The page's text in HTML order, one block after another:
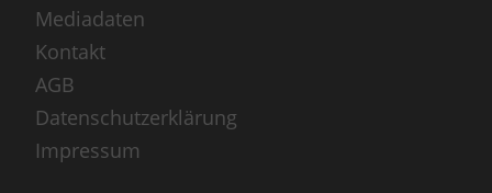
Mediadaten
Kontakt
AGB
Datenschutzerklärung
Impressum